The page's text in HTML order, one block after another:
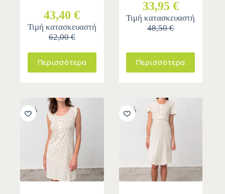
43,40 €
Τιμή κατασκευαστή
62,00 €
Περισσότερα
33,95 €
Τιμή κατασκευαστή
48,50 €
Περισσότερα
-30% -30%